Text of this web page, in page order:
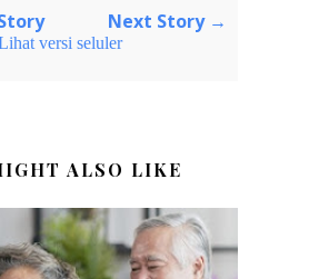
Next Story →
versi seluler
ALSO LIKE